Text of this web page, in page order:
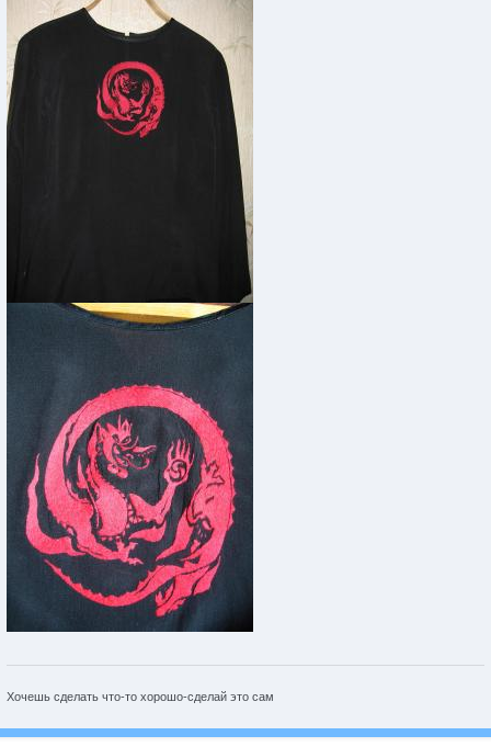
Хочешь сделать что-то хорошо-сделай это сам